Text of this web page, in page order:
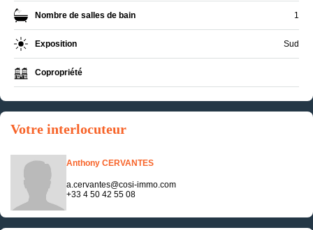
Nombre de salles de bain 1
Exposition Sud
Copropriété
Votre interlocuteur
Anthony CERVANTES
a.cervantes@cosi-immo.com
+33 4 50 42 55 08